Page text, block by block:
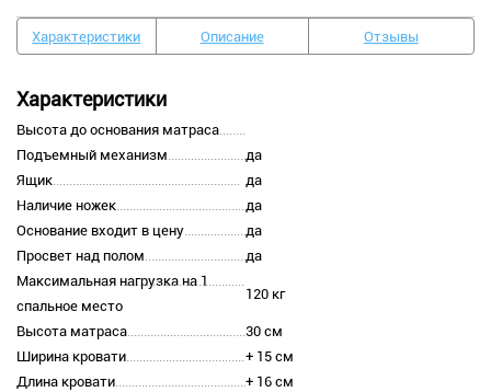
Характеристики Описание Отзывы
Характеристики
Высота до основания матраса
Подъемный механизм
да
Ящик
да
Наличие ножек
да
Основание входит в цену
да
Просвет над полом
да
Максимальная нагрузка на 1
спальное место
120 кг
Высота матраса
30 см
Ширина кровати
+ 15 см
Длина кровати
+ 16 см